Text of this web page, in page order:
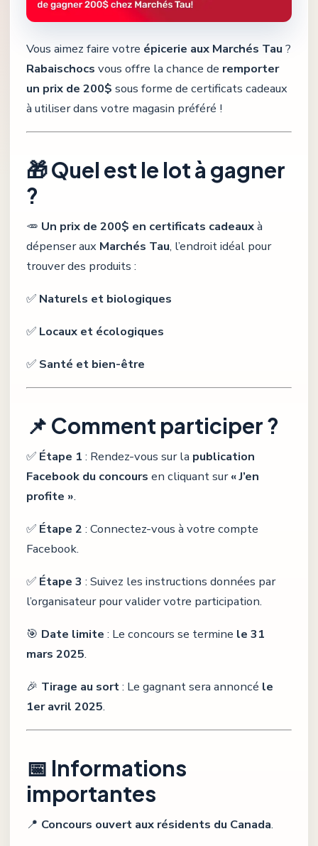
Vous aimez faire votre épicerie aux Marchés Tau ?
Rabaischocs vous offre la chance de remporter
un prix de 200$ sous forme de certificats cadeaux
à utiliser dans votre magasin préféré !
🎁 Quel est le lot à gagner
?
🥕 Un prix de 200$ en certificats cadeauxà
dépenser aux Marchés Tau, l’endroit idéal pour
trouver des produits :
✅ Naturels et biologiques
✅ Locaux et écologiques
✅ Santé et bien-être
📌 Comment participer ?
✅ Étape 1 : Rendez-vous sur la publication
Facebook du concours en cliquant sur« J’en
profite ».
✅ Étape 2 : Connectez-vous à votre compte
Facebook.
✅ Étape 3 : Suivez les instructions données par
l’organisateur pour valider votre participation.
🎯 Date limite : Le concours se termine le 31
mars 2025.
🎉 Tirage au sort: Le gagnant sera annoncé le
1er avril 2025.
📅 Informations
importantes
📍 Concours ouvert aux résidents du Canada.